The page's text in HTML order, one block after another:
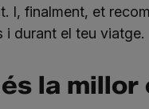
I, finalment, et
i durant el teu viatge.
la